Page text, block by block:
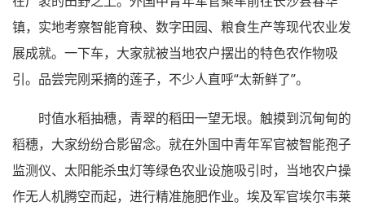
镇，实地考察智能育秧、数字田园、粮食生产等现代农业发
展成就。一下车，大家就被当地农户摆出的特色农作物吸
引。品尝完刚采摘的莲子，不少人直呼“太新鲜了”。
时值水稻抽穗，青翠的稻田一望无垠。触摸到沉甸甸的
稻穗，大家纷纷合影留念。就在外国中青年军官被智能孢子
监测仪、太阳能杀虫灯等绿色农业设施吸引时，当地农户操
作无人机腾空而起，进行精准施肥作业。埃及军官埃尔韦莱